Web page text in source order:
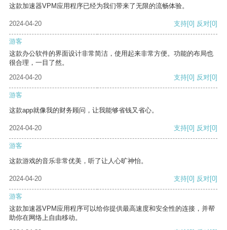
这款加速器VPM应用程序已经为我们带来了无限的流畅体验。
2024-04-20 支持[0] 反对[0]
游客
这款办公软件的界面设计非常简洁，使用起来非常方便。功能的布局也
很合理，一目了然。
2024-04-20
支持[0] 反对[0]
游客
这款app就像我的财务顾问，让我能够省钱又省心。
2024-04-20 支持[0] 反对[0]
游客
这款游戏的音乐非常优美，听了让人心旷神怡。
2024-04-20 支持[0] 反对[0]
游客
这款加速器VPM应用程序可以给你提供最高速度和安全性的连接，并帮
助你在网络上自由移动。